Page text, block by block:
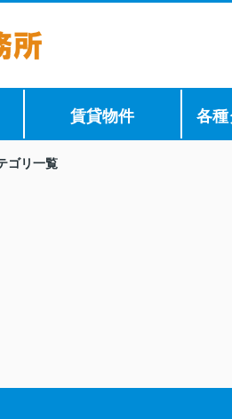
賃貸物件 各種
ゴリ一覧